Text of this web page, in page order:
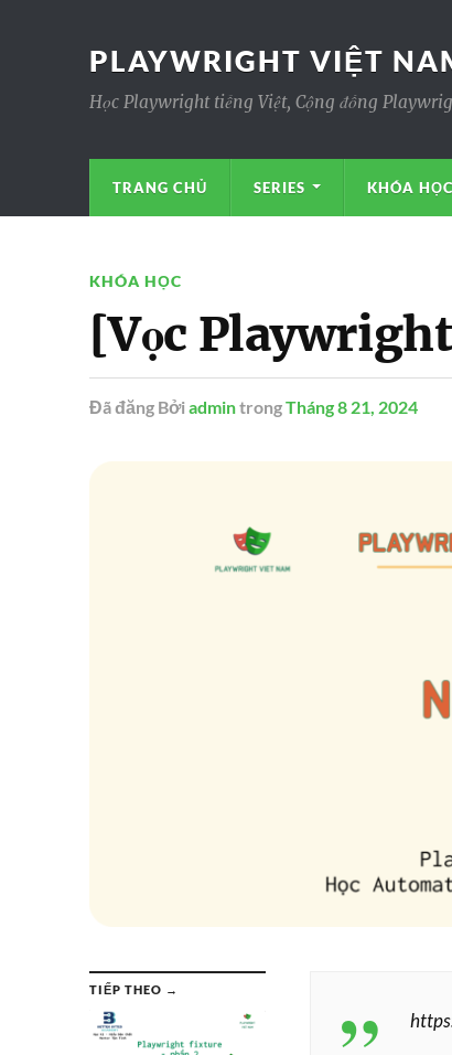
PLAYWRIGHT VIỆT
Học Playwright tiếng Việt, Cộng đồng
TRANG CHỦ SERIES KHÓA HỌC
KHÓA HỌC
[Vọc
Đã đăng BởiadmintrongTháng 8 21, 2024
TIẾP THEO →